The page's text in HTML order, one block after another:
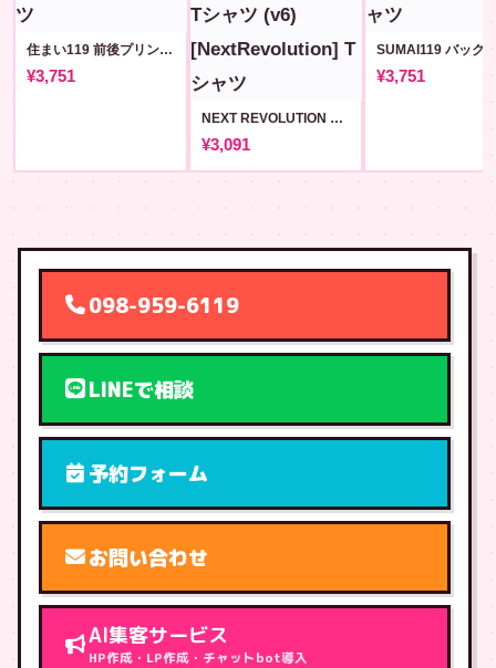
住まい119 前後プリントT #29
¥3,751
NEXT REVOLUTION ロゴ Tシャツ (v6) [NextRevolution]
¥3,091
¥3,751
098-959-6119
LINEで相談
予約フォーム
お問い合わせ
AI集客サービス
HP作成・LP作成・チャットbot導入